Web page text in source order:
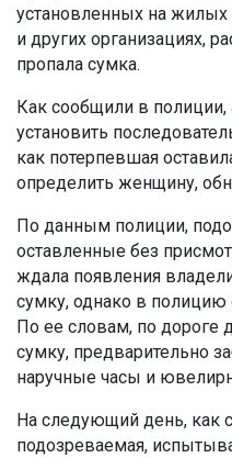
установленных на жилых
и других организациях,
пропала сумка.
Как сообщили в полиции,
установить
как потерпевшая
определить женщину,
По данным полиции,
оставленные без
ждала появления
сумку, однако в полицию
По ее словам, по
сумку, предварительно
наручные часы и
На следующий день, как
подозреваемая,